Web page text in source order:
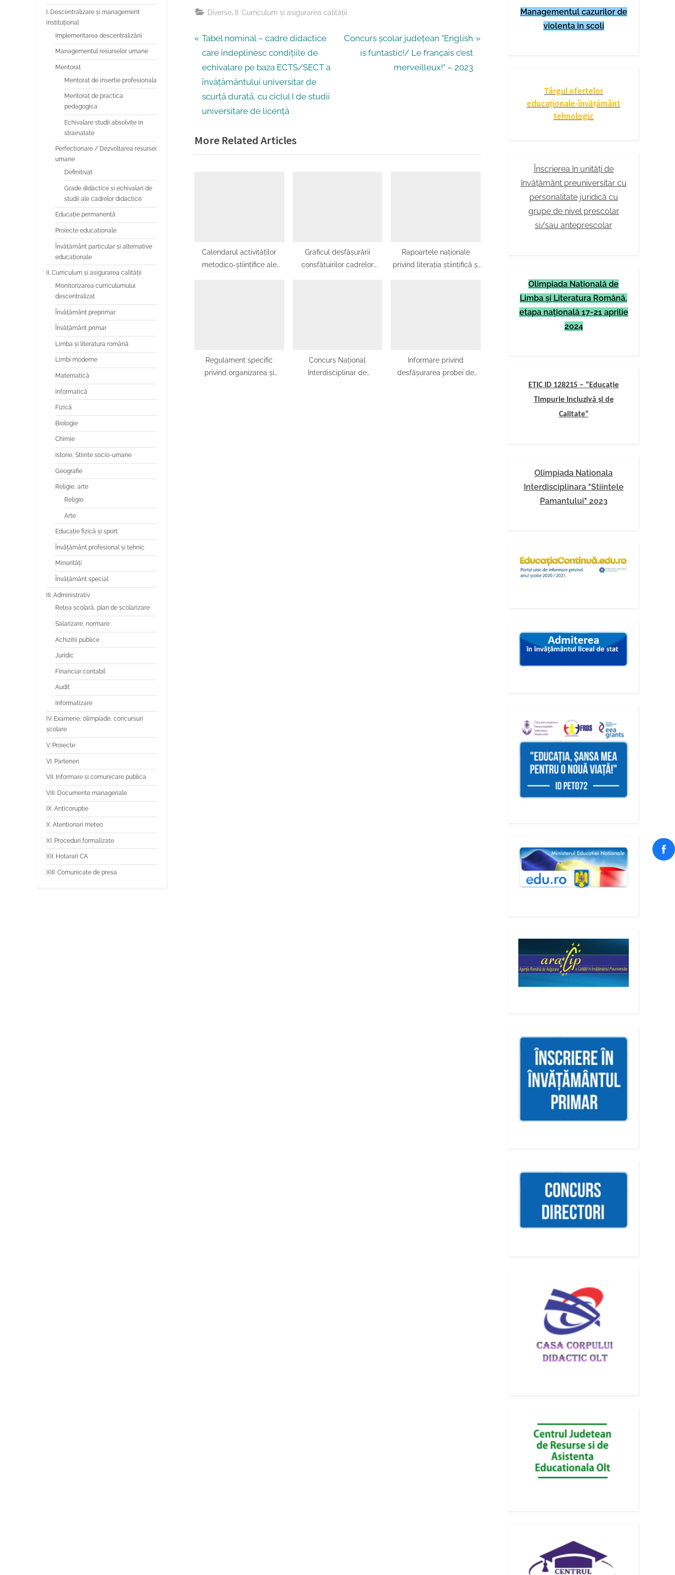
Diverse II. Curriculum și asigurarea calității
Navigare
în
articole
P
r
e
v
i
o
s
P
Tabel nominal – cadre didactice
care îndeplinesc condițiile de
echivalare pe baza ECTS/SECT a
învățământului universitar de
scurtă durată, cu ciclul I de studii
universitare de licență
N
:
Concurs școlar județean ”English
is funtastic!/ Le franҫais c’est
merveilleux!” – 2023
More Related Articles
Calendarul activităților
metodico-științifice ale
Graficul desfășurării
consfătuirilor cadrelor
Rapoartele naționale
privind literația științifică și
Regulament specific
privind organizarea și
Concurs Național
Interdisciplinar de
Informare privind
desfășurarea probei de
I. Descentralizare și management
instituțional
Implementarea descentralizării
Managementul resurselor umane
Mentorat
Mentorat de insertie profesionala
Mentorat de practica
pedagogica
Echivalare studii absolvite in
strainatate
Perfectionare / Dezvoltarea resursei
umane
Definitivat
Grade didactice si echivalari de
studii ale cadrelor didactice
Educaţie permanentă
Proiecte educationale
Învăţământ particular şi alternative
educaţionale
II. Curriculum și asigurarea calității
Monitorizarea curriculumului
descentralizat
Învățământ preprimar
Învățământ primar
Limba şi literatura română
Limbi moderne
Matematică
Informatică
Fizică
Biologie
Chimie
Istorie, Stiinte socio-umane
Geografie
Religie, arte
Religie
Arte
Educaţie fizică şi sport
Învăţământ profesional şi tehnic
Minorităţi
Învăţământ special
III. Administrativ
Reţea şcolară, plan de şcolarizare
Salarizare, normare
Achizitii publice
Juridic
Financiar contabil
Audit
Informatizare
IV. Examene, olimpiade, concursuri
școlare
V. Proiecte
VI. Parteneri
VII. Informare și comunicare publica
VIII. Documente manageriale
IX. Anticoruptie
X. Atentionari meteo
XI. Proceduri formalizate
XII. Hotarari CA
XIII. Comunicate de presa
Managementul cazurilor de
violenta in scoli
Târgul ofertelor
educaționale-învățământ
tehnologic
Înscrierea în unități de
învățământ preuniversitar cu
personalitate juridică cu
grupe de nivel prescolar
si/sau anteprescolar
Olimpiada Naţională de
Limba şi Literatura Română,
etapa naţională 17-21 aprilie
2024
ETIC ID 128215 – ”Educație
Timpurie Incluzivă și de
Calitate”
Olimpiada Nationala
Interdisciplinara "Stiintele
Pamantului" 2023